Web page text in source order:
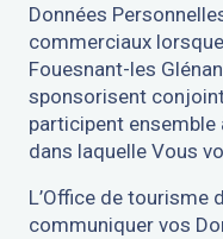
Données
commerciaux
Fouesnant-les
sponsorisent
participent
dans laquelle Vous
L’Office de tourisme
communiquer vos